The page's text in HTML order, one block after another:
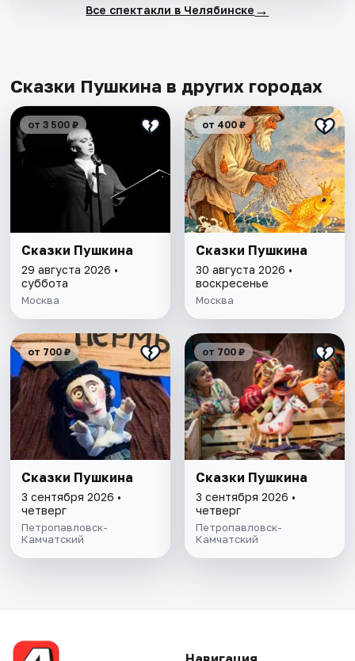
Все спектакли в Челябинске →
Сказки Пушкина в других городах
от 3 500 ₽
Сказки Пушкина
29 августа 2026 •
суббота
Москва
от 400 ₽
Сказки Пушкина
30 августа 2026 •
воскресенье
Москва
от 700 ₽
Сказки Пушкина
3 сентября 2026 •
четверг
Петропавловск-
Камчатский
от 700 ₽
Сказки Пушкина
3 сентября 2026 •
четверг
Петропавловск-
Камчатский